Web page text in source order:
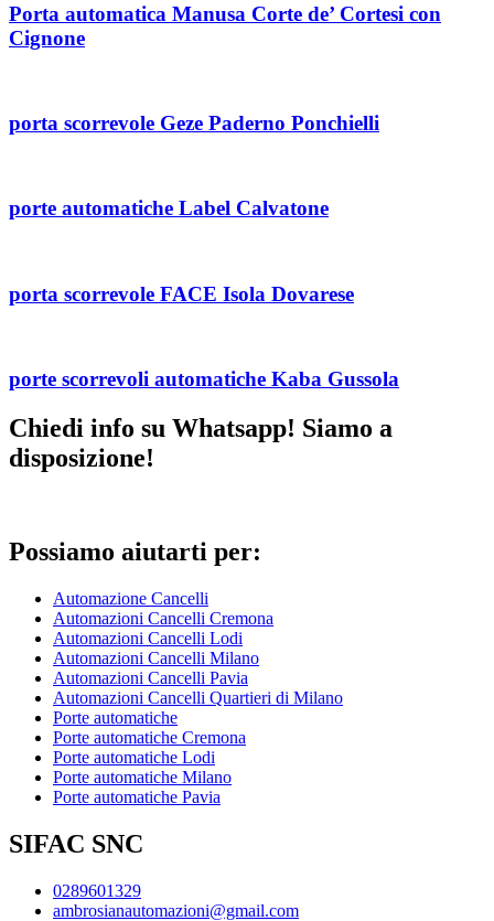
Porta automatica Manusa Corte de’ Cortesi con
Cignone
porta scorrevole Geze Paderno Ponchielli
porte automatiche Label Calvatone
porta scorrevole FACE Isola Dovarese
porte scorrevoli automatiche Kaba Gussola
Chiedi info su Whatsapp! Siamo a
disposizione!
Possiamo aiutarti per:
Automazione Cancelli
Automazioni Cancelli Cremona
Automazioni Cancelli Lodi
Automazioni Cancelli Milano
Automazioni Cancelli Pavia
Automazioni Cancelli Quartieri di Milano
Porte automatiche
Porte automatiche Cremona
Porte automatiche Lodi
Porte automatiche Milano
Porte automatiche Pavia
SIFAC SNC
0289601329
ambrosianautomazioni@gmail.com